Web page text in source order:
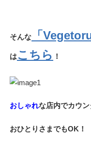
そんな 「
はこちら ！
おしゃれな店内でカウン
おひとりさまでもOK！